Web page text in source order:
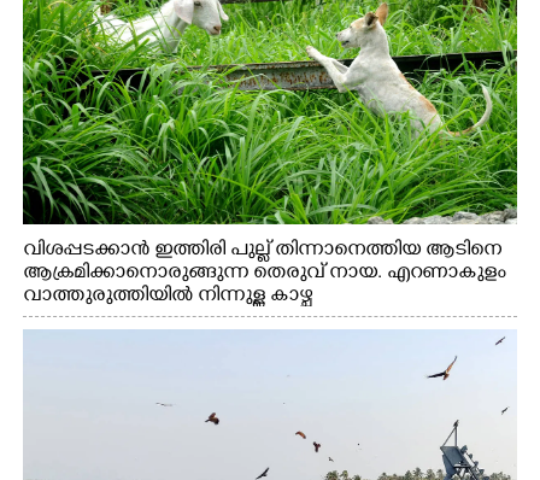
വിശപ്പടക്കാൻ ഇത്തിരി പുല്ല് തിന്നാനെത്തിയ ആടിനെ
ആക്രമിക്കാനൊരുങ്ങുന്ന തെരുവ് നായ. എറണാകുളം
വാത്തുരുത്തിയിൽ നിന്നുള്ള കാഴ്ച